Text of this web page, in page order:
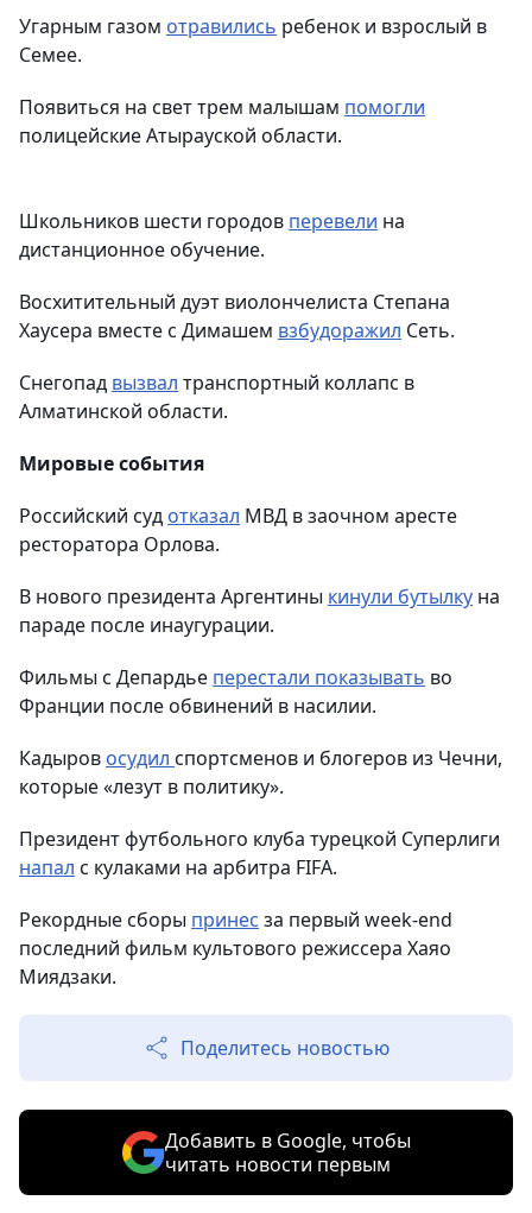
Угарным газом отравились ребенок и взрослый в
Семее.
Появиться на свет трем малышам помогли
полицейские Атырауской области.
Школьников шести городов перевели на
дистанционное обучение.
Восхитительный дуэт виолончелиста Степана
Хаусера вместе с Димашем взбудоражил Сеть.
Снегопад вызвал транспортный коллапс в
Алматинской области.
Мировые события
Российский суд отказал МВД в заочном аресте
ресторатора Орлова.
В нового президента Аргентины кинули бутылку на
параде после инаугурации.
Фильмы с Депардье перестали показывать во
Франции после обвинений в насилии.
Кадыров осудил спортсменов и блогеров из Чечни,
которые «лезут в политику».
Президент футбольного клуба турецкой Суперлиги
напал с кулаками на арбитра FIFA.
Рекордные сборы принес за первый week-end
последний фильм культового режиссера Хаяо
Миядзаки.
Поделитесь новостью
Добавить в Google, чтобы
читать новости первым